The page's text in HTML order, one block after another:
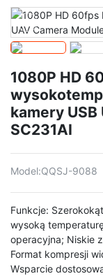
1080P HD
kamery
SC231AI
Model:QQSJ-9088
Funkcje:
wysoką
operacyjna; Niskie
Format kompresji
Wsparcie